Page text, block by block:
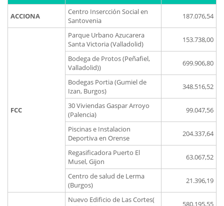
ACCIONA
Centro Insercción Social en
Santovenia
187.076,54
FCC
Parque Urbano Azucarera
Santa Victoria (Valladolid)
153.738,00
Bodega de Protos (Peñafiel,
Valladolid))
699.906,80
Bodegas Portia (Gumiel de
Izan, Burgos)
348.516,52
30 Viviendas Gaspar Arroyo
(Palencia)
99.047,56
Piscinas e Instalacion
Deportiva en Orense
204.337,64
Regasificadora Puerto El
Musel, Gijon
63.067,52
Centro de salud de Lerma
(Burgos)
21.396,19
Nuevo Edificio de Las Cortes(
580.195,55